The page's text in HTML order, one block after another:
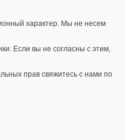
характер. Мы не несем
Если вы не согласны с этим,
прав свяжитесь с нами по